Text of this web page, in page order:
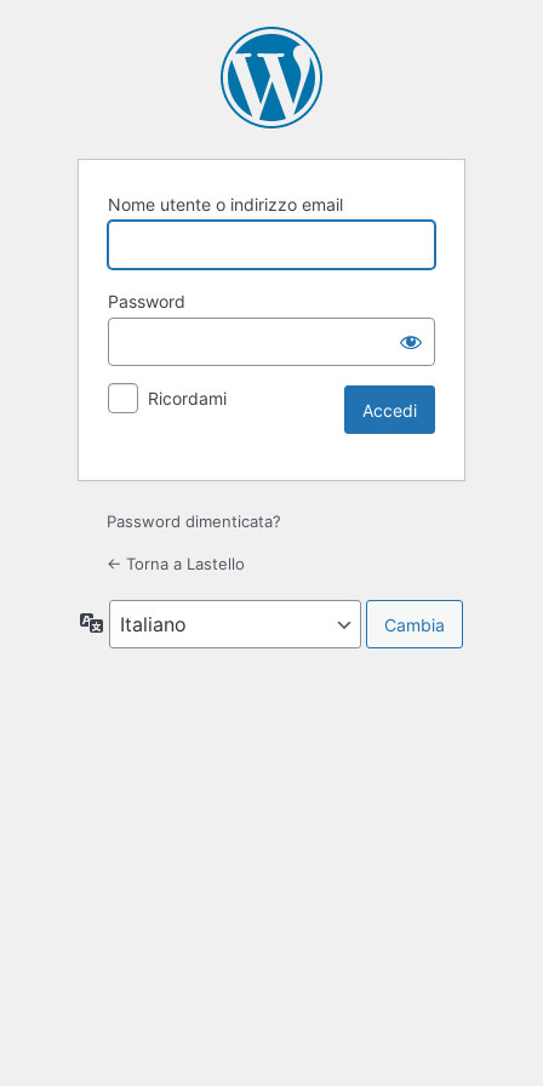
Nome utente o indirizzo email
Password
Ricordami
Password dimenticata?
← Torna a Lastello
Lingua